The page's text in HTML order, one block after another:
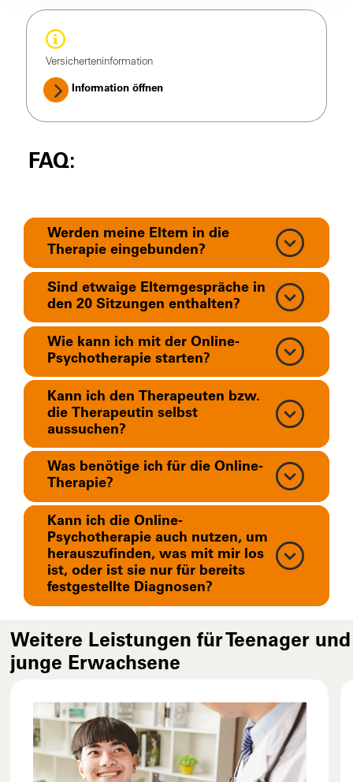
Versicherteninformation
Information öffnen
FAQ:
Werden meine Eltern in die
Therapie eingebunden?
Sind etwaige Elterngespräche in
den 20 Sitzungen enthalten?
Wie kann ich mit der Online-
Psychotherapie starten?
Kann ich den Therapeuten bzw.
die Therapeutin selbst
aussuchen?
Was benötige ich für die Online-
Therapie?
Kann ich die Online-
Psychotherapie auch nutzen, um
herauszufinden, was mit mir los
ist, oder ist sie nur für bereits
festgestellte Diagnosen?
Weitere Leistungen für Teenager und
junge Erwachsene